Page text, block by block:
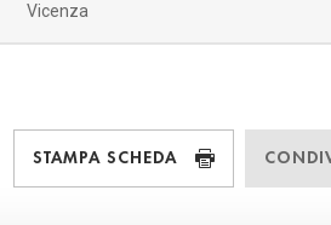
Vicenza
STAMPA SCHEDA